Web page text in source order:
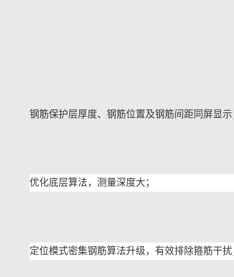
钢筋保护层厚度、钢筋位置及钢筋间距同屏显示
优化底层算法，测量深度大；
定位模式密集钢筋算法升级，有效排除箍筋干扰